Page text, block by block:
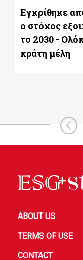
Εγκρίθηκε
ο στόχος
το 2030 -
κράτη μέλη
ABOUT US
TERMS OF USE
CONTACT